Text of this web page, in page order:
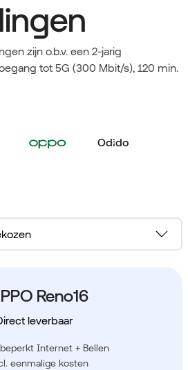
zijn o.b.v. een 2-jarig
tot 5G (300 Mbit/s), 120 min.
Odido
Reno16
leverbaar
Internet + Bellen
eenmalige kosten